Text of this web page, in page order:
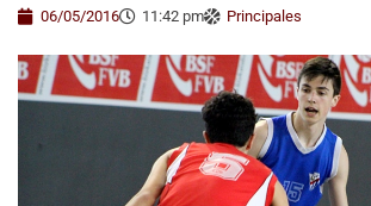
06/05/2016 11:42 pm Principales